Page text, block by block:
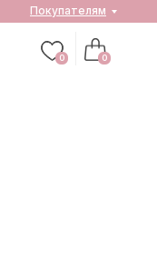
0
0
Покупателям